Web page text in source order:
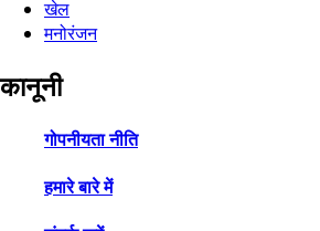
खेल
मनोरंजन
कानूनी
गोपनीयता नीति
हमारे बारे में